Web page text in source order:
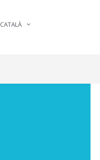
CATALÀ